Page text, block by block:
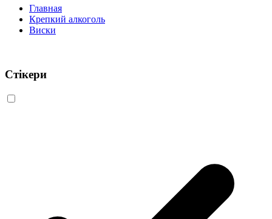
Главная
Крепкий алкоголь
Виски
Стікери